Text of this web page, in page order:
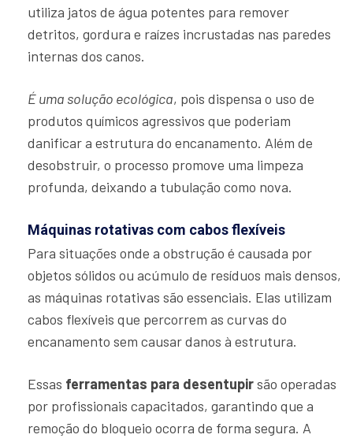
utiliza jatos de água potentes para remover
detritos, gordura e raízes incrustadas nas paredes
internas dos canos.
É uma solução ecológica, pois dispensa o uso de
produtos químicos agressivos que poderiam
danificar a estrutura do encanamento. Além de
desobstruir, o processo promove uma limpeza
profunda, deixando a tubulação como nova.
Máquinas rotativas com cabos flexíveis
Para situações onde a obstrução é causada por
objetos sólidos ou acúmulo de resíduos mais densos,
as máquinas rotativas são essenciais. Elas utilizam
cabos flexíveis que percorrem as curvas do
encanamento sem causar danos à estrutura.
Essas ferramentas para desentupirsão operadas
por profissionais capacitados, garantindo que a
remoção do bloqueio ocorra de forma segura. A